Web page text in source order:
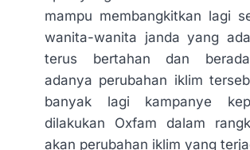
mampu membangkitkan lagi
wanita-wanita janda yang
terus bertahan dan
adanya perubahan iklim
banyak lagi kampanye
dilakukan Oxfam dalam
akan perubahan iklim yang